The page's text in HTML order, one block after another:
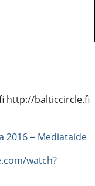
http://balticcircle.fi
2016 = Mediataide
watch?